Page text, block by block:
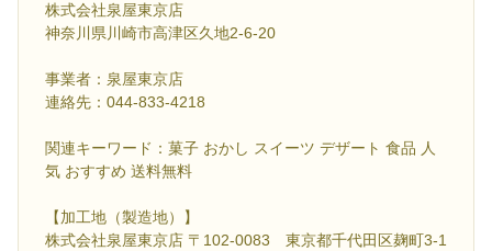
株式会社泉屋東京店
神奈川県川崎市高津区久地2-6-20
事業者：泉屋東京店
連絡先：044-833-4218
関連キーワード：菓子 おかし スイーツ デザート 食品 人
気 おすすめ 送料無料
【加工地（製造地）】
株式会社泉屋東京店 〒102-0083 東京都千代田区麹町3-1